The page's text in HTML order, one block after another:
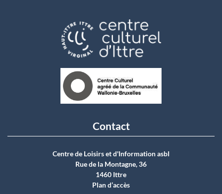
Contact
Centre de Loisirs et d'Information asbI
Rue de la Montagne, 36
1460 Ittre
Plan d’accès